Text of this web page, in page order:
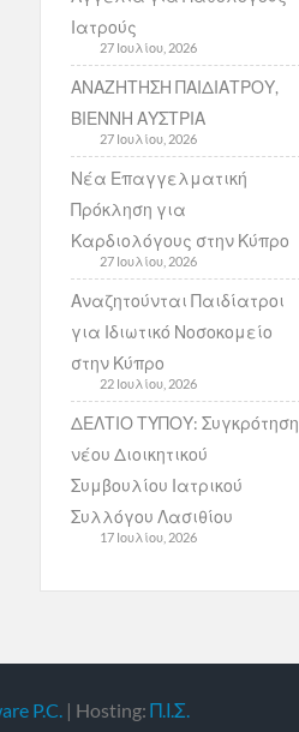
Ιατρούς
27 Ιουλίου, 2026
ΑΝΑΖΗΤΗΣΗ ΠΑΙΔΙΑΤΡΟΥ,
ΒΙΕΝΝΗ ΑΥΣΤΡΙΑ
27 Ιουλίου, 2026
Νέα Επαγγελματική
Πρόκληση για
Καρδιολόγους στην Κύπρο
27 Ιουλίου, 2026
Αναζητούνται Παιδίατροι
για Ιδιωτικό Νοσοκομείο
στην Κύπρο
22 Ιουλίου, 2026
ΔΕΛΤΙΟ ΤΥΠΟΥ: Συγκρότηση
νέου Διοικητικού
Συμβουλίου Ιατρικού
Συλλόγου Λασιθίου
17 Ιουλίου, 2026
P.C. | Hosting: Π.Ι.Σ.